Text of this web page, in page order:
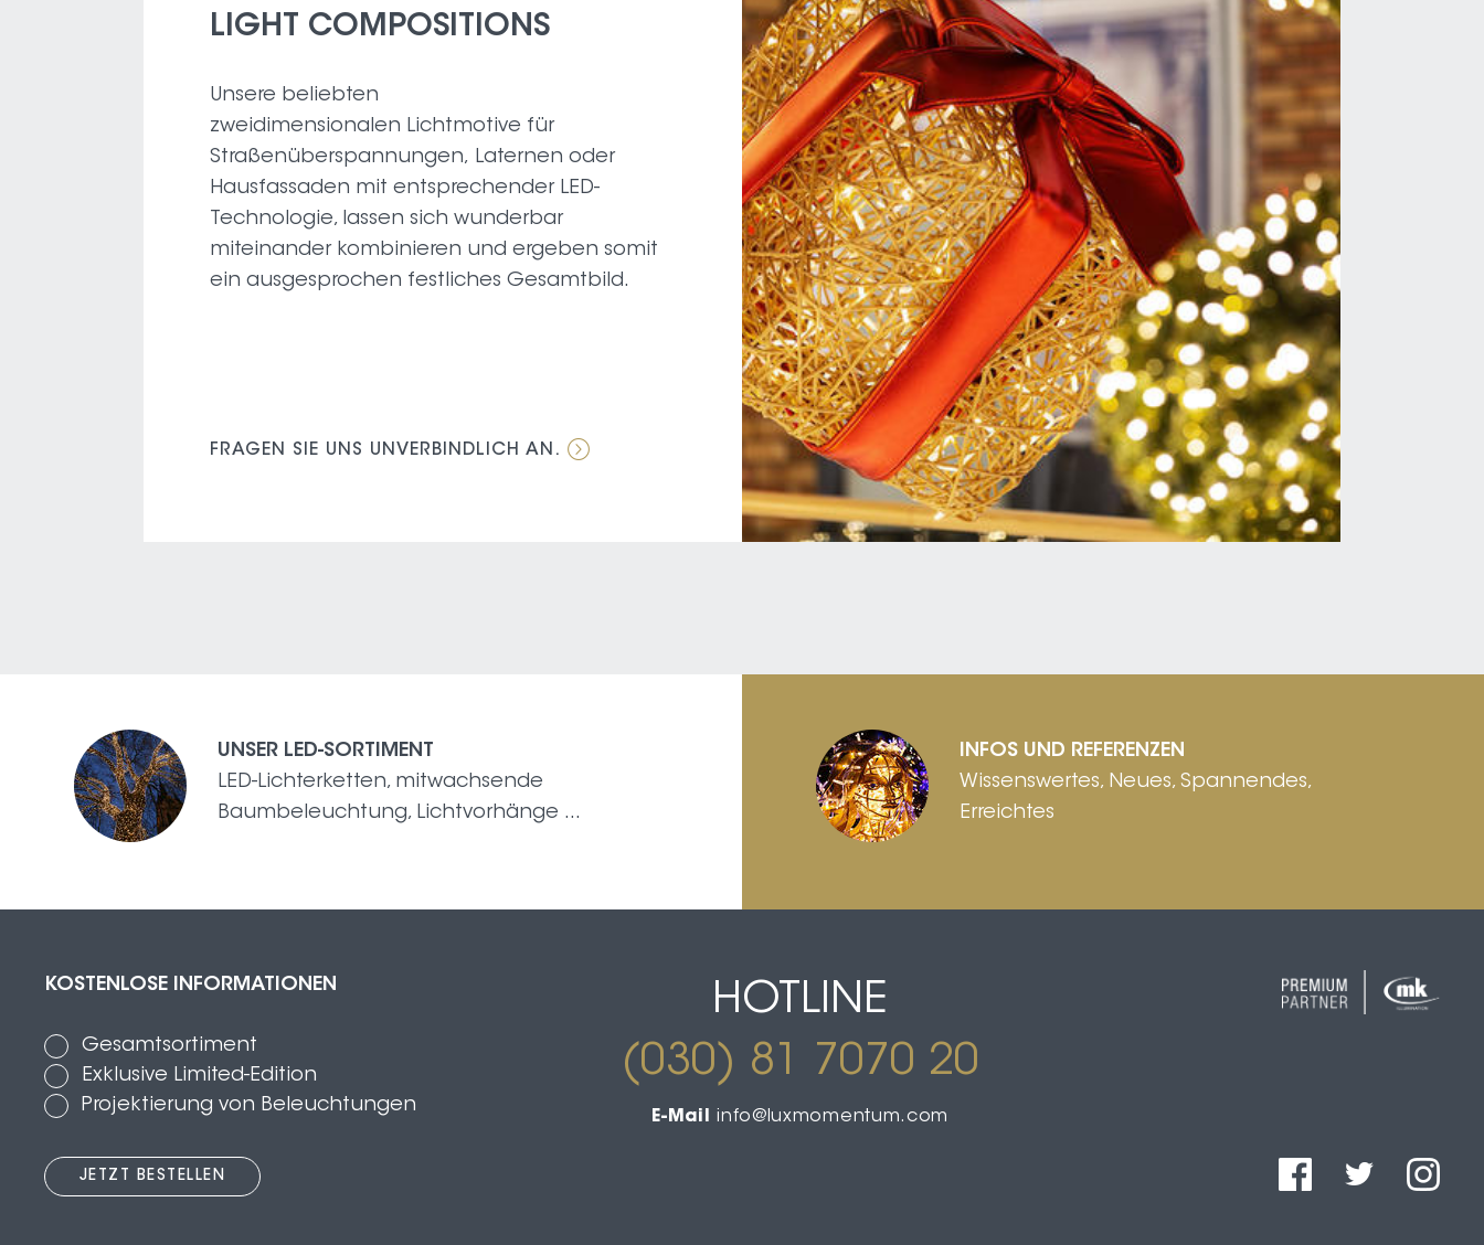
LIGHT COMPOSITIONS
Unsere beliebten
zweidimensionalen Lichtmotive für
Straßenüberspannungen, Laternen oder
Hausfassaden mit entsprechender LED-
Technologie, lassen sich wunderbar
miteinander kombinieren und ergeben somit
ein ausgesprochen festliches Gesamtbild.
FRAGEN SIE UNS UNVERBINDLICH AN.
UNSER LED-SORTIMENT
LED-Lichterketten, mitwachsende
Baumbeleuchtung, Lichtvorhänge ...
INFOS UND REFERENZEN
Wissenswertes, Neues, Spannendes,
Erreichtes
KOSTENLOSE INFORMATIONEN
Gesamtsortiment
Exklusive Limited-Edition
Projektierung von Beleuchtungen
JETZT BESTELLEN
HOTLINE
(030) 81 7070 20
E-Mail info@luxmomentum.com